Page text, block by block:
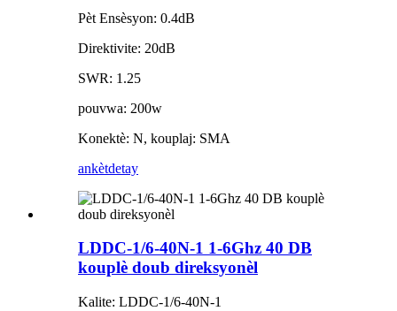
Pèt Ensèsyon: 0.4dB
Direktivite: 20dB
SWR: 1.25
pouvwa: 200w
Konektè: N, kouplaj: SMA
ankètdetay
LDDC-1/6-40N-1 1-6Ghz 40 DB
kouplè doub direksyonèl
Kalite: LDDC-1/6-40N-1